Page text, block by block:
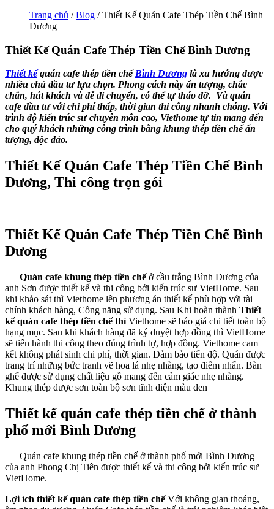
Trang chủ /Blog / Thiết Kế Quán Cafe Thép Tiền Chế Bình
Dương
Thiết Kế Quán Cafe Thép Tiền Chế Bình Dương
Thiết kếquán cafe thép tiền chếBình Dương là xu hướng được
nhiều chủ đầu tư lựa chọn. Phong cách này ấn tượng, chắc
chắn, hút khách và dễ di chuyển, có thể tự tháo dỡ. Và quán
cafe đầu tư với chi phí thấp, thời gian thi công nhanh chóng. Với
trình độ kiến trúc sư chuyên môn cao, Viethome tự tin mang đến
cho quý khách những công trình bằng khung thép tiền chế ấn
tượng, độc đáo.
Thiết Kế Quán Cafe Thép Tiền Chế Bình
Dương, Thi công trọn gói
Thiết Kế Quán Cafe Thép Tiền Chế Bình
Dương
Quán cafe khung thép tiền chếở cầu trắng Bình Dương của
anh Sơn được thiết kế và thi công bởi kiến trúc sư VietHome. Sau
khi khảo sát thì Viethome lên phương án thiết kế phù hợp với tài
chính khách hàng, Công năng sử dụng. Sau Khi hoàn thành Thiết
kế quán cafe thép tiền chế thì Viethome sẽ báo giá chi tiết toàn bộ
hạng mục. Sau khi khách hàng đã ký duyệt hợp đồng thì VietHome
sẽ tiến hành thi công theo đúng trình tự, hợp đồng. Viethome cam
kết không phát sinh chi phí, thời gian. Đảm bảo tiến độ. Quán được
trang trí những bức tranh vẽ hoa lá nhẹ nhàng, tạo điểm nhấn. Bàn
ghế được sử dụng chất liệu gỗ mang đến cảm giác nhẹ nhàng.
Khung thép được sơn toàn bộ sơn tĩnh điện màu đen
Thiết kế quán cafe thép tiền chế ở thành
phố mới Bình Dương
Quán cafe khung thép tiền chế ở thành phố mới Bình Dương
của anh Phong Chị Tiên được thiết kế và thi công bởi kiến trúc sư
VietHome.
Lợi ích thiết kế quán cafe thép tiền chếVới không gian thoáng,